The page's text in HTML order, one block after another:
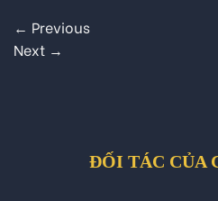
← Previous
Next →
ĐỐI TÁC CỦA